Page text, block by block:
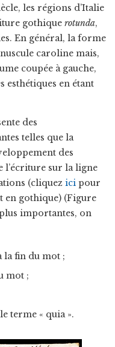
les régions d’Italie
gothique rotunda,
En général, la forme
caroline mais,
coupée à gauche,
esthétiques en étant
des
telles que la
des
l’écriture sur la ligne
(cliquez ici pour
en gothique) (Figure
importantes, on
la fin du mot ;
mot ;
terme « quia ».